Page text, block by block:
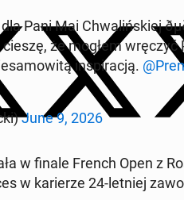
Mai Chwa­liń­skiej
że mogłem
in­spi­ra­cją.
June 9, 2026
w finale French Open z
w ka­rie­rze 24-letniej